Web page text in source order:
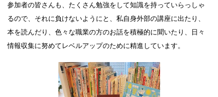
参加者の皆さんも、たくさん勉強をして知識を持っていらっしゃ
るので、それに負けないようにと、私自身外部の講座に出たり、
本を読んだり、色々な職業の方のお話を積極的に聞いたり、日々
情報収集に努めてレベルアップのために精進しています。